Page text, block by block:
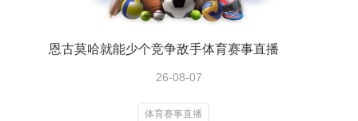
恩古莫哈就能少个竞争敌手体育赛事直播
26-08-07
体育赛事直播